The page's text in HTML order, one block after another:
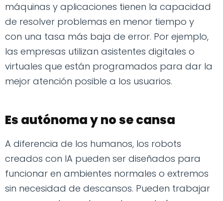
máquinas y aplicaciones tienen la capacidad
de resolver problemas en menor tiempo y
con una tasa más baja de error. Por ejemplo,
las empresas utilizan asistentes digitales o
virtuales que están programados para dar la
mejor atención posible a los usuarios.
Es autónoma y no se cansa
A diferencia de los humanos, los robots
creados con IA pueden ser diseñados para
funcionar en ambientes normales o extremos
sin necesidad de descansos. Pueden trabajar